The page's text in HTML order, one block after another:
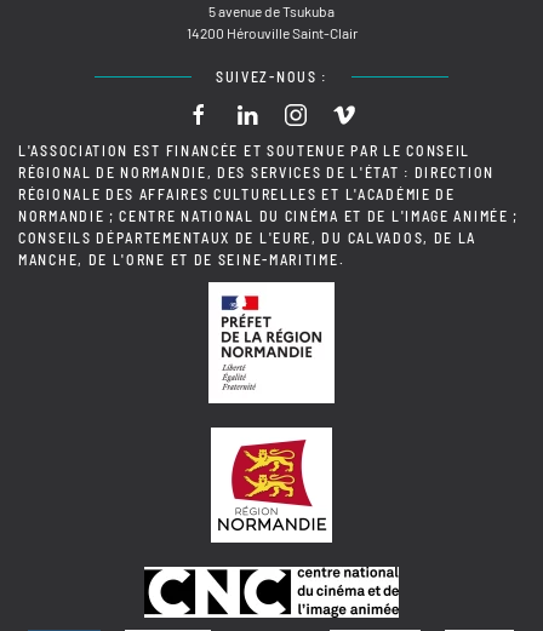
5 avenue de Tsukuba
14200 Hérouville Saint-Clair
SUIVEZ-NOUS :
L'ASSOCIATION EST FINANCÉE ET SOUTENUE PAR LE CONSEIL
RÉGIONAL DE NORMANDIE, DES SERVICES DE L'ÉTAT : DIRECTION
RÉGIONALE DES AFFAIRES CULTURELLES ET L'ACADÉMIE DE
NORMANDIE ; CENTRE NATIONAL DU CINÉMA ET DE L'IMAGE ANIMÉE ;
CONSEILS DÉPARTEMENTAUX DE L'EURE, DU CALVADOS, DE LA
MANCHE, DE L'ORNE ET DE SEINE-MARITIME.